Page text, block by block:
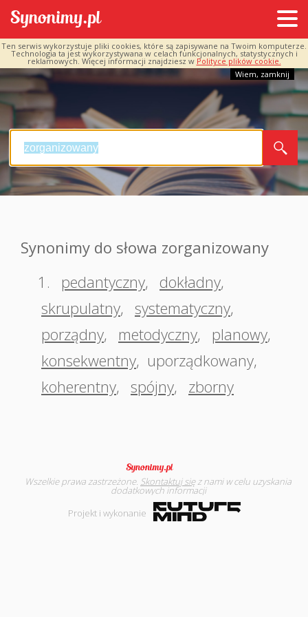
Ten serwis wykorzystuje pliki cookies, które są zapisywane na Twoim komputerze.
Technologia ta jest wykorzystywana w celach funkcjonalnych, statystycznych i
reklamowych. Więcej informacji znajdziesz w Polityce plików cookie.
Wiem, zamknij
Synonimy do słowa zorganizowany
1.
pedantyczny, dokładny,
skrupulatny, systematyczny,
porządny, metodyczny, planowy,
konsekwentny, uporządkowany,
koherentny, spójny, zborny
Wszelkie prawa zastrzeżone. Skontaktuj sięz nami w celu uzyskania
dodatkowych informacji
Projekt i wykonanie